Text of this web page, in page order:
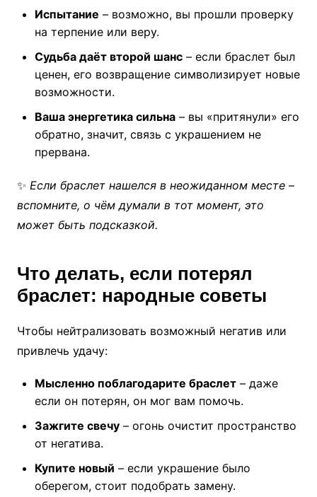
Испытание – возможно, вы прошли проверку
на терпение или веру.
Судьба даёт второй шанс– если браслет был
ценен, его возвращение символизирует новые
возможности.
Ваша энергетика сильна– вы «притянули» его
обратно, значит, связь с украшением не
прервана.
✨ Если браслет нашелся в неожиданном месте –
вспомните, о чём думали в тот момент, это
может быть подсказкой.
Что делать, если потерял
браслет: народные советы
Чтобы нейтрализовать возможный негатив или
привлечь удачу:
Мысленно поблагодарите браслет– даже
если он потерян, он мог вам помочь.
Зажгите свечу– огонь очистит пространство
от негатива.
Купите новый – если украшение было
оберегом, стоит подобрать замену.